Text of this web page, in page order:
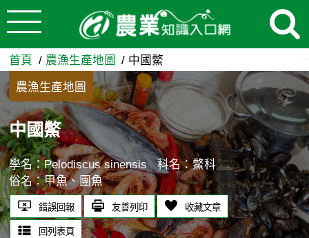
跳到主要內容
中國鱉 - 農業知識入口網
首頁 農漁生產地圖 中國鱉
農漁生產地圖
中國鱉
學名：Pelodiscus sinensis
科名：鱉科
俗名：甲魚、團魚
錯誤回報 友善列印 收藏文章
回列表頁